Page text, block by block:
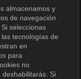
almacenamos y
de navegación
seleccionas
tecnologías de
en
para
no
Si